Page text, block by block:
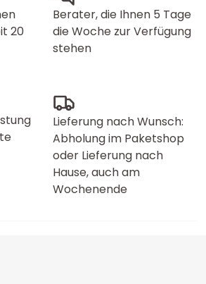
20
Berater, die Ihnen 5 Tage
die Woche zur Verfügung
stehen
Lieferung nach Wunsch:
Abholung im Paketshop
oder Lieferung nach
Hause, auch am
Wochenende